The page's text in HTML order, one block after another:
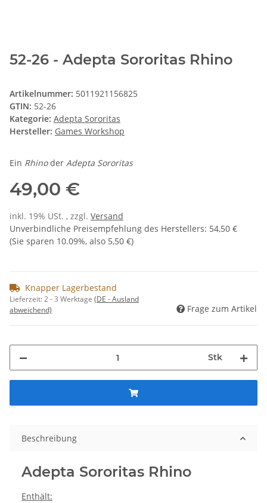
52-26 - Adepta Sororitas Rhino
Artikelnummer: 5011921156825
GTIN: 52-26
Kategorie: Adepta Sororitas
Hersteller: Games Workshop
Ein Rhinoder Adepta Sororitas
49,00 €
inkl. 19% USt. , zzgl. Versand
Unverbindliche Preisempfehlung des Herstellers: 54,50 €
(Sie sparen 10.09%, also 5,50 €)
Knapper Lagerbestand
Lieferzeit:2 - 3 Werktage (DE - Ausland
abweichend)
Frage zum Artikel
Stk
Beschreibung
Adepta Sororitas Rhino
Enthält: